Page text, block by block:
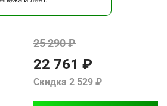
25 290 ₽
22 761 ₽
Скидка 2 529 ₽